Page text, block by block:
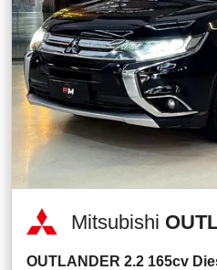
Mitsubishi
OUTLANDER 2.2 165cv